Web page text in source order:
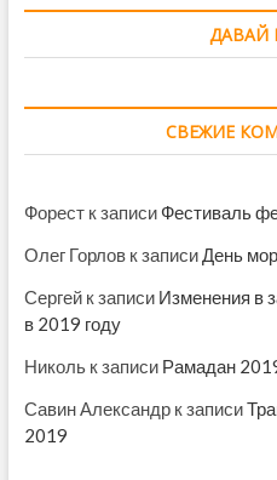
ДАВАЙ
СВЕЖИЕ
Форестк записи Фестиваль
Олег Горловк записиДень
Сергейк записи Изменения в
в 2019 году
Никольк записи Рамадан
Савин Александрк записи
2019